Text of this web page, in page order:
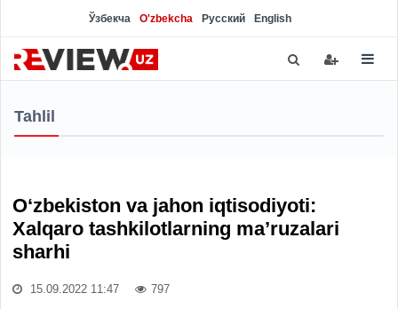
Ўзбекча O'zbekcha Русский English
Tahlil
O‘zbekiston va jahon iqtisodiyoti:
Xalqaro tashkilotlarning ma’ruzalari
sharhi
15.09.2022 11:47 797